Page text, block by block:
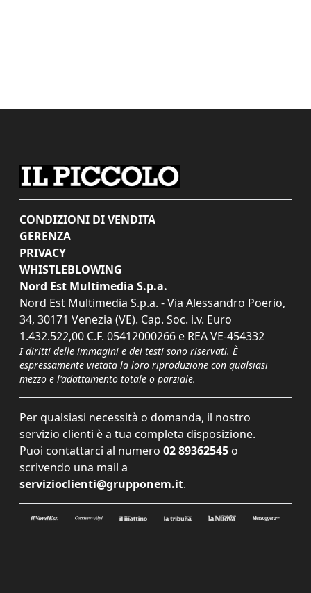
CONDIZIONI DI VENDITA
GERENZA
PRIVACY
WHISTLEBLOWING
Nord Est Multimedia S.p.a.
Nord Est Multimedia S.p.a. - Via Alessandro Poerio,
34, 30171 Venezia (VE). Cap. Soc. i.v. Euro
1.432.522,00 C.F. 05412000266 e REA VE-454332
I diritti delle immagini e dei testi sono riservati. È
espressamente vietata la loro riproduzione con qualsiasi
mezzo e l'adattamento totale o parziale.
Per qualsiasi necessità o domanda, il nostro
servizio clienti è a tua completa disposizione.
Puoi contattarci al numero 02 89362545 o
scrivendo una mail a
servizioclienti@grupponem.it.